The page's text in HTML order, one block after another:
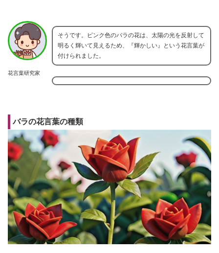
花言葉研究家
そうです。ピンク色のバラの花は、太陽の光を反射して
明るく輝いて見えるため、『輝かしい』という花言葉が
付けられました。
バラの花言葉の種類